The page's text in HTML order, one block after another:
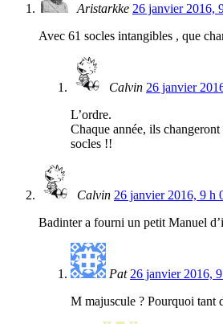
Aristarkke 26 janvier 2016,
Avec 61 socles intangibles , que
Calvin 26 janvier
L’ordre.
Chaque année, ils
socles !!
Calvin 26 janvier 2016, 9 h
Badinter a fourni un petit Manuel
Pat 26 janvier 2016,
M majuscule ? Pourquoi tant